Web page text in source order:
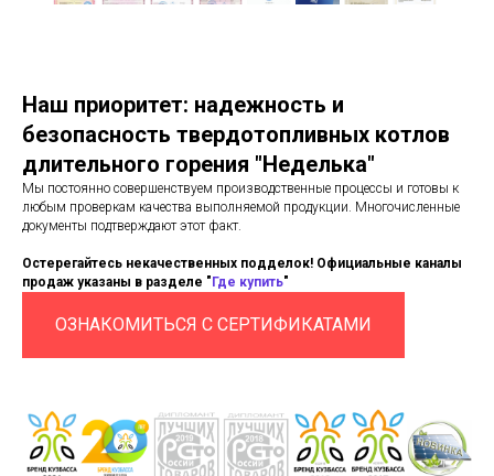
Наш приоритет: надежность и
безопасность твердотопливных котлов
длительного горения "Неделька"
Мы постоянно совершенствуем производственные процессы и готовы к
любым проверкам качества выполняемой продукции. Многочисленные
документы подтверждают этот факт.
Остерегайтесь некачественных подделок! Официальные каналы
продаж указаны в разделе " Где купить"
ОЗНАКОМИТЬСЯ С СЕРТИФИКАТАМИ